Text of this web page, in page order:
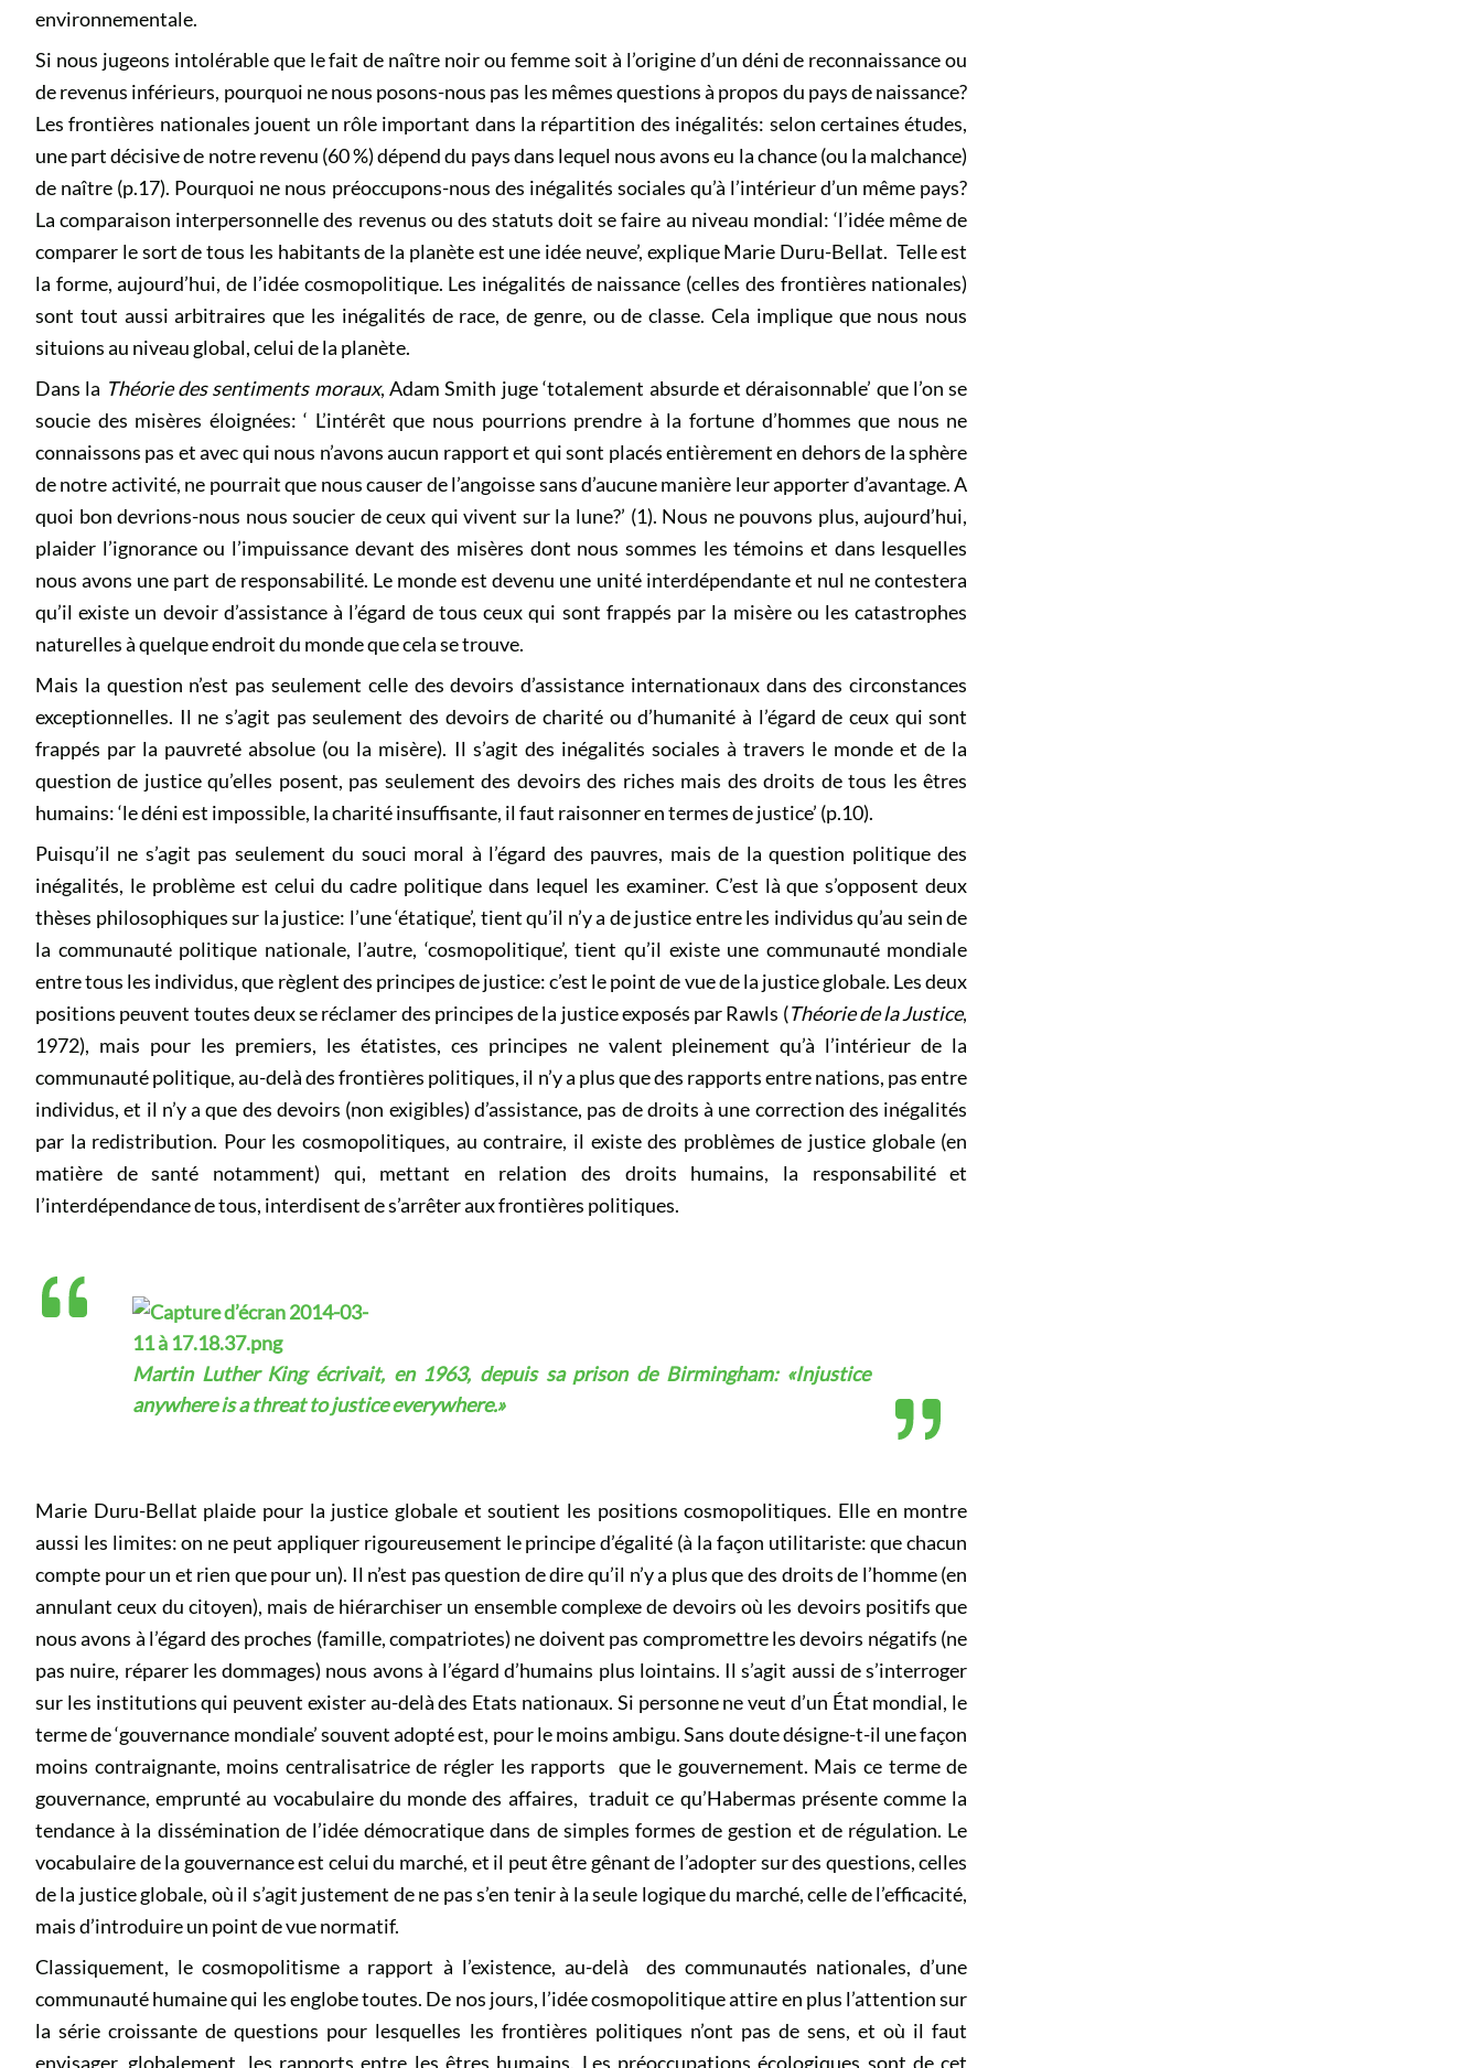
environnementale.
Si nous jugeons intolérable que le fait de naître noir ou femme soit à l’origine d’un déni de reconnaissance ou
de revenus inférieurs, pourquoi ne nous posons-nous pas les mêmes questions à propos du pays de naissance?
Les frontières nationales jouent un rôle important dans la répartition des inégalités: selon certaines études,
une part décisive de notre revenu (60 %) dépend du pays dans lequel nous avons eu la chance (ou la malchance)
de naître (p.17). Pourquoi ne nous préoccupons-nous des inégalités sociales qu’à l’intérieur d’un même pays?
La comparaison interpersonnelle des revenus ou des statuts doit se faire au niveau mondial: ‘l’idée même de
comparer le sort de tous les habitants de la planète est une idée neuve’, explique Marie Duru-Bellat. Telle est
la forme, aujourd’hui, de l’idée cosmopolitique. Les inégalités de naissance (celles des frontières nationales)
sont tout aussi arbitraires que les inégalités de race, de genre, ou de classe. Cela implique que nous nous
situions au niveau global, celui de la planète.
Dans la Théorie des sentiments moraux, Adam Smith juge ‘totalement absurde et déraisonnable’ que l’on se
soucie des misères éloignées: ‘ L’intérêt que nous pourrions prendre à la fortune d’hommes que nous ne
connaissons pas et avec qui nous n’avons aucun rapport et qui sont placés entièrement en dehors de la sphère
de notre activité, ne pourrait que nous causer de l’angoisse sans d’aucune manière leur apporter d’avantage. A
quoi bon devrions-nous nous soucier de ceux qui vivent sur la lune?’ (1). Nous ne pouvons plus, aujourd’hui,
plaider l’ignorance ou l’impuissance devant des misères dont nous sommes les témoins et dans lesquelles
nous avons une part de responsabilité. Le monde est devenu une unité interdépendante et nul ne contestera
qu’il existe un devoir d’assistance à l’égard de tous ceux qui sont frappés par la misère ou les catastrophes
naturelles à quelque endroit du monde que cela se trouve.
Mais la question n’est pas seulement celle des devoirs d’assistance internationaux dans des circonstances
exceptionnelles. Il ne s’agit pas seulement des devoirs de charité ou d’humanité à l’égard de ceux qui sont
frappés par la pauvreté absolue (ou la misère). Il s’agit des inégalités sociales à travers le monde et de la
question de justice qu’elles posent, pas seulement des devoirs des riches mais des droits de tous les êtres
humains: ‘le déni est impossible, la charité insuffisante, il faut raisonner en termes de justice’ (p.10).
Puisqu’il ne s’agit pas seulement du souci moral à l’égard des pauvres, mais de la question politique des
inégalités, le problème est celui du cadre politique dans lequel les examiner. C’est là que s’opposent deux
thèses philosophiques sur la justice: l’une ‘étatique’, tient qu’il n’y a de justice entre les individus qu’au sein de
la communauté politique nationale, l’autre, ‘cosmopolitique’, tient qu’il existe une communauté mondiale
entre tous les individus, que règlent des principes de justice: c’est le point de vue de la justice globale. Les deux
positions peuvent toutes deux se réclamer des principes de la justice exposés par Rawls (Théorie de la Justice,
1972), mais pour les premiers, les étatistes, ces principes ne valent pleinement qu’à l’intérieur de la
communauté politique, au-delà des frontières politiques, il n’y a plus que des rapports entre nations, pas entre
individus, et il n’y a que des devoirs (non exigibles) d’assistance, pas de droits à une correction des inégalités
par la redistribution. Pour les cosmopolitiques, au contraire, il existe des problèmes de justice globale (en
matière de santé notamment) qui, mettant en relation des droits humains, la responsabilité et
l’interdépendance de tous, interdisent de s’arrêter aux frontières politiques.
Martin Luther King écrivait, en 1963, depuis sa prison de Birmingham: «Injustice
anywhere is a threat to justice everywhere.»
Marie Duru-Bellat plaide pour la justice globale et soutient les positions cosmopolitiques. Elle en montre
aussi les limites: on ne peut appliquer rigoureusement le principe d’égalité (à la façon utilitariste: que chacun
compte pour un et rien que pour un). Il n’est pas question de dire qu’il n’y a plus que des droits de l’homme (en
annulant ceux du citoyen), mais de hiérarchiser un ensemble complexe de devoirs où les devoirs positifs que
nous avons à l’égard des proches (famille, compatriotes) ne doivent pas compromettre les devoirs négatifs (ne
pas nuire, réparer les dommages) nous avons à l’égard d’humains plus lointains. Il s’agit aussi de s’interroger
sur les institutions qui peuvent exister au-delà des Etats nationaux. Si personne ne veut d’un État mondial, le
terme de ‘gouvernance mondiale’ souvent adopté est, pour le moins ambigu. Sans doute désigne-t-il une façon
moins contraignante, moins centralisatrice de régler les rapports que le gouvernement. Mais ce terme de
gouvernance, emprunté au vocabulaire du monde des affaires, traduit ce qu’Habermas présente comme la
tendance à la dissémination de l’idée démocratique dans de simples formes de gestion et de régulation. Le
vocabulaire de la gouvernance est celui du marché, et il peut être gênant de l’adopter sur des questions, celles
de la justice globale, où il s’agit justement de ne pas s’en tenir à la seule logique du marché, celle de l’efficacité,
mais d’introduire un point de vue normatif.
Classiquement, le cosmopolitisme a rapport à l’existence, au-delà des communautés nationales, d’une
communauté humaine qui les englobe toutes. De nos jours, l’idée cosmopolitique attire en plus l’attention sur
la série croissante de questions pour lesquelles les frontières politiques n’ont pas de sens, et où il faut
envisager, globalement, les rapports entre les êtres humains. Les préoccupations écologiques sont de cet